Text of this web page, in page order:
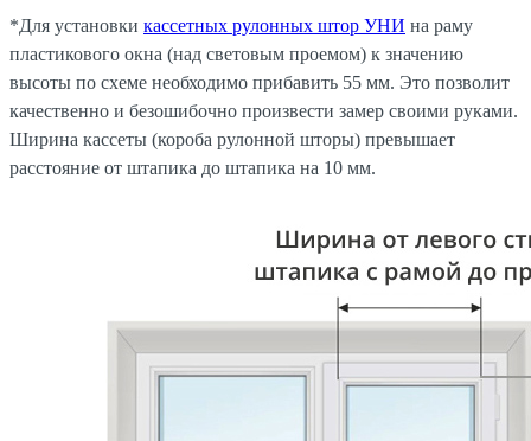
*Для установки кассетных рулонных штор УНИ на раму
пластикового окна (над световым проемом) к значению
высоты по схеме необходимо прибавить 55 мм. Это позволит
качественно и безошибочно произвести замер своими руками.
Ширина кассеты (короба рулонной шторы) превышает
расстояние от штапика до штапика на 10 мм.